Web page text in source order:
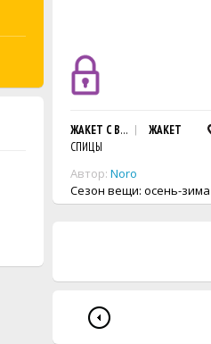
ЖАКЕТ С ВОРОТНИКОМ-
ЖАКЕТ
СПИЦЫ
Автор: Noro
Сезон вещи: осень-зима